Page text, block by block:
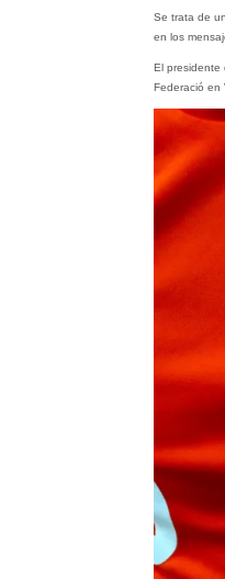
Se trata de
en los
El presidente
Federació en